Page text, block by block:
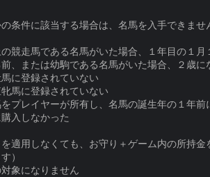
条件に該当する場合は、名馬を入手できませ
競走馬である名馬がいた場合、１年目の１
、または幼駒である名馬がいた場合、２歳に
に登録されていない
馬に登録されていない
プレイヤーが所有し、名馬の誕生年の１年
入しなかった
適用しなくても、お守り＋ゲーム内の所持
）
象になりません